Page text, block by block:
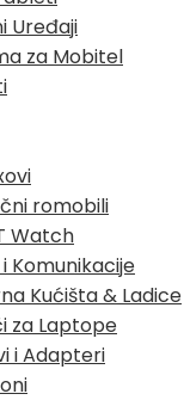
Uređaji
za Mobitel
romobili
Watch
Komunikacije
Kućišta & Ladice
za Laptope
i Adapteri